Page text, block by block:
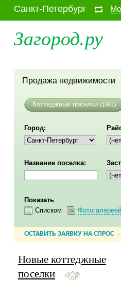
Санкт-Петербург
Загород.ру
Продажа недвижимости
Коттеджные поселки (1961)
Город:
Название поселка:
Показать
Списком
Фотогалереей
ОСТАВИТЬ ЗАЯВКУ НА СПРОС
Новые коттеджные
поселки